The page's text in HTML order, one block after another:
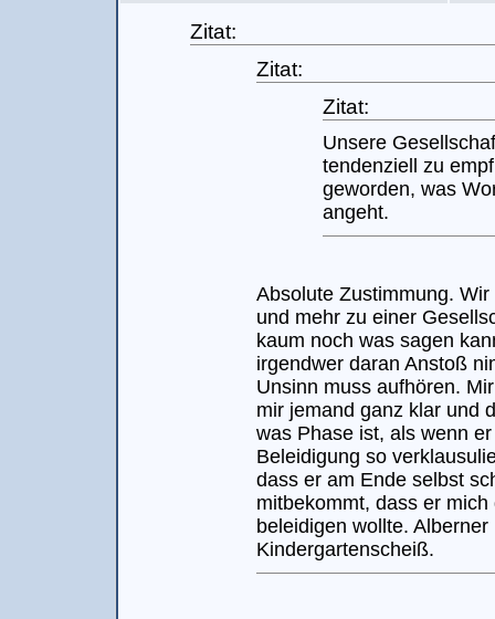
Zitat:
Zitat:
Zitat:
Unsere
tendenziell zu
geworden, was
angeht.
Absolute Zustimmung.
und mehr zu einer
kaum noch was sagen
irgendwer daran Anstoß
Unsinn muss aufhören.
mir jemand ganz klar und
was Phase ist, als wenn
Beleidigung so
dass er am Ende selbst
mitbekommt, dass er mich
beleidigen wollte. Alberner
Kindergartenscheiß.